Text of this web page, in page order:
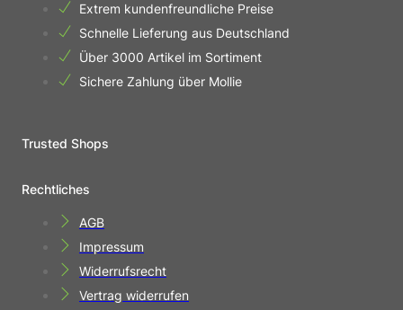
Extrem kundenfreundliche Preise
Schnelle Lieferung aus Deutschland
Über 3000 Artikel im Sortiment
Sichere Zahlung über Mollie
Trusted Shops
Rechtliches
AGB
Impressum
Widerrufsrecht
Vertrag widerrufen